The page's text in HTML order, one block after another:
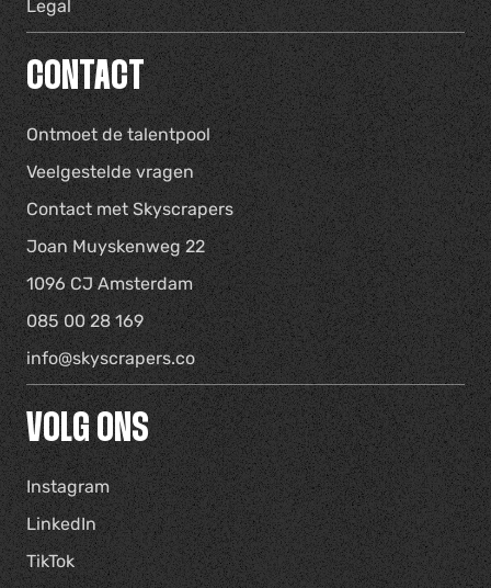
Legal
CONTACT
Ontmoet de talentpool
Veelgestelde vragen
Contact met Skyscrapers
Joan Muyskenweg 22
1096 CJ Amsterdam
085 00 28 169
info@skyscrapers.co
VOLG ONS
Instagram
LinkedIn
TikTok